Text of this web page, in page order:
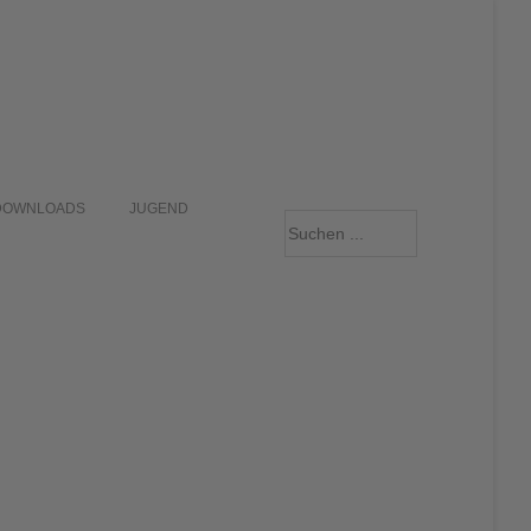
JUGEND